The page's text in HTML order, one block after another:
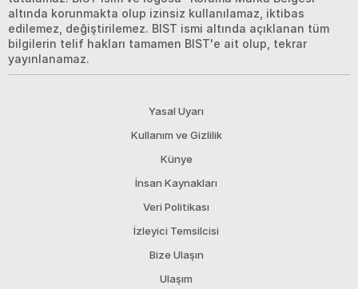
altında korunmakta olup izinsiz kullanılamaz, iktibas
edilemez, değiştirilemez. BIST ismi altında açıklanan tüm
bilgilerin telif hakları tamamen BIST'e ait olup, tekrar
yayınlanamaz.
Yasal Uyarı
Kullanım ve Gizlilik
Künye
İnsan Kaynakları
Veri Politikası
İzleyici Temsilcisi
Bize Ulaşın
Ulaşım